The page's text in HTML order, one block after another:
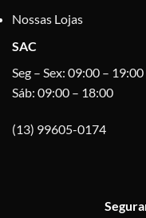
Nossas Lojas
SAC
Seg – Sex: 09:00 – 19:00
Sáb: 09:00 – 18:00
(13) 99605-0174